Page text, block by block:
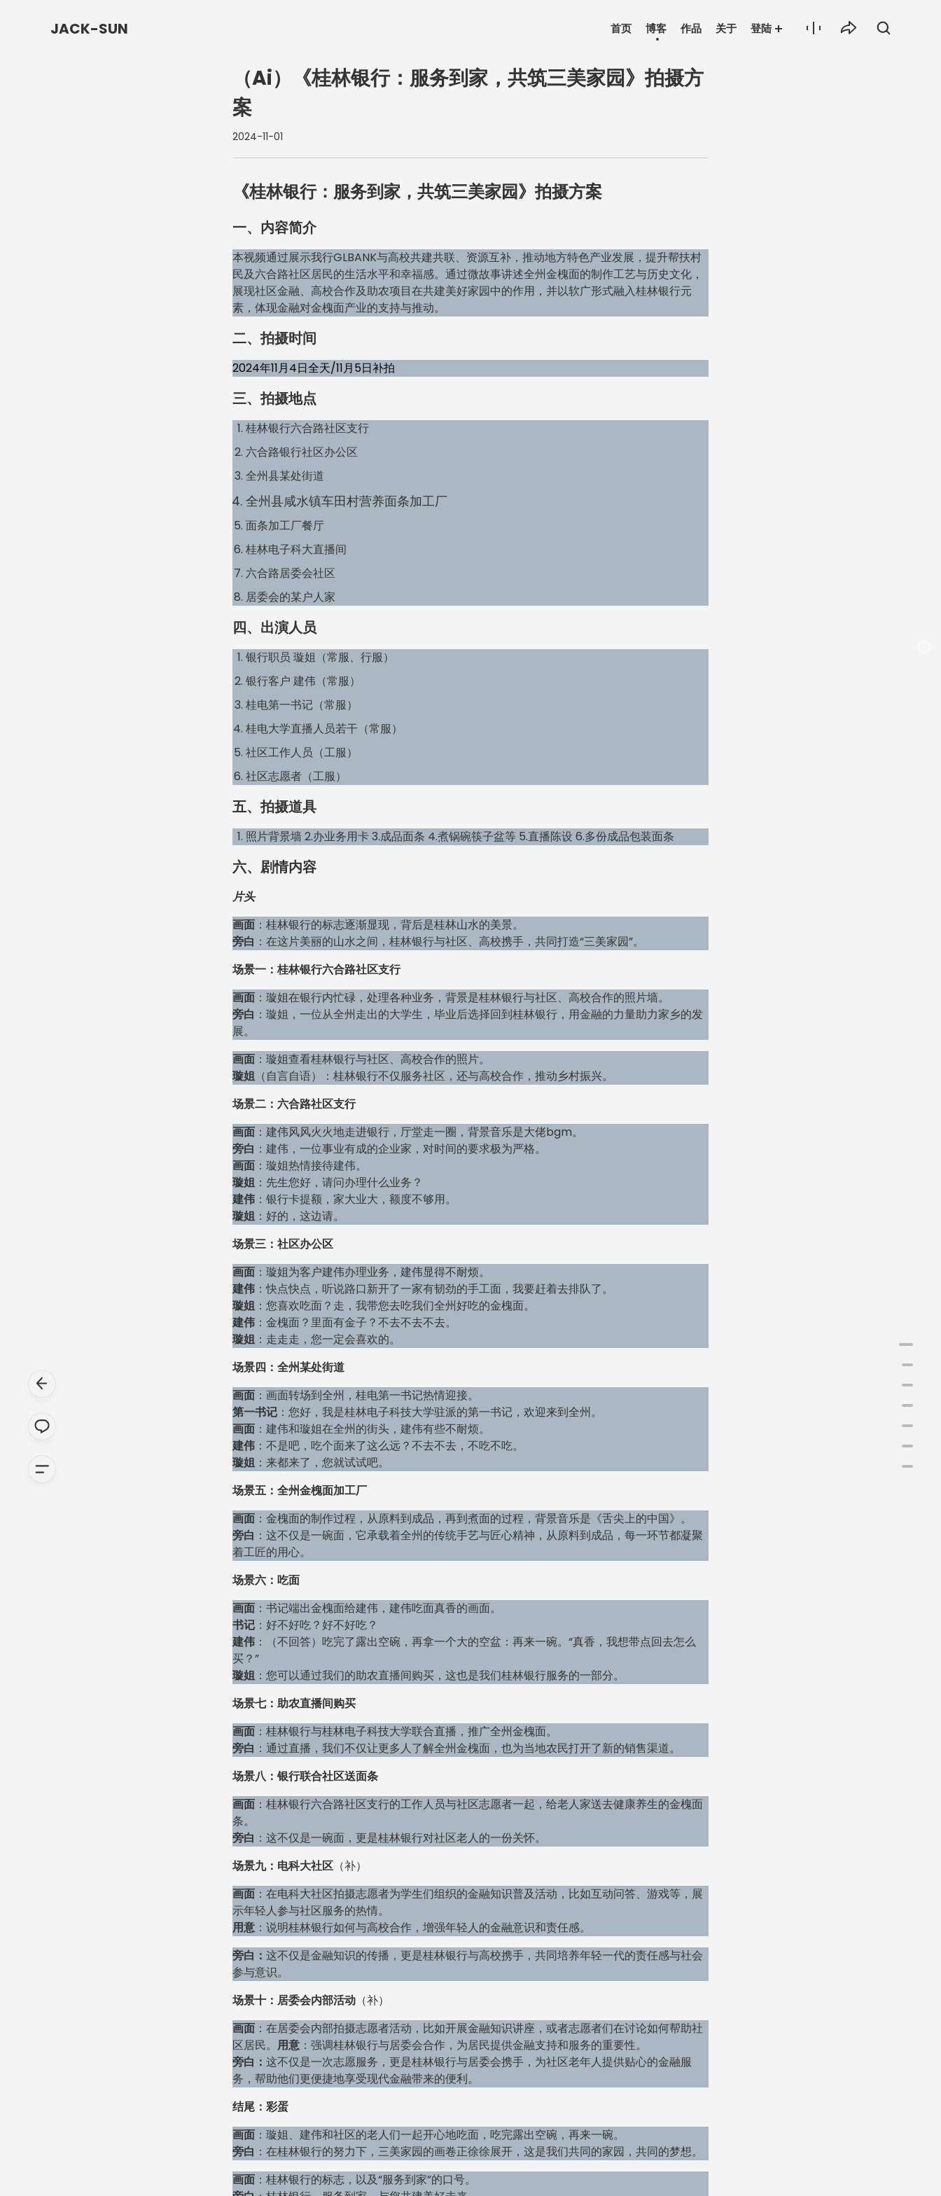
JACK-SUN 首页 博客 作品 关于 登陆
（Ai）《桂林银行：服务到家，共筑三美家园》拍摄方
案
2024-11-01
《桂林银行：服务到家，共筑三美家园》拍摄方案
一、内容简介
本视频通过展示我行GLBANK与高校共建共联、资源互补，推动地方特色产业发展，提升帮扶村
民及六合路社区居民的生活水平和幸福感。通过微故事讲述全州金槐面的制作工艺与历史文化，
展现社区金融、高校合作及助农项目在共建美好家园中的作用，并以软广形式融入桂林银行元
素，体现金融对金槐面产业的支持与推动。
二、拍摄时间
2024年11月4日全天/11月5日补拍
三、拍摄地点
桂林银行六合路社区支行
六合路银行社区办公区
全州县某处街道
全州县咸水镇车田村营养面条加工厂
面条加工厂餐厅
桂林电子科大直播间
六合路居委会社区
居委会的某户人家
四、出演人员
银行职员 璇姐（常服、行服）
银行客户 建伟（常服）
桂电第一书记（常服）
桂电大学直播人员若干（常服）
社区工作人员（工服）
社区志愿者（工服）
五、拍摄道具
照片背景墙 2.办业务用卡 3.成品面条 4.煮锅碗筷子盆等 5.直播陈设 6.多份成品包装面条
六、剧情内容
片头
画面 ：桂林银行的标志逐渐显现，背后是桂林山水的美景。
旁白 ：在这片美丽的山水之间，桂林银行与社区、高校携手，共同打造“三美家园”。
场景一：桂林银行六合路社区支行
画面 ：璇姐在银行内忙碌，处理各种业务，背景是桂林银行与社区、高校合作的照片墙。
旁白 ：璇姐，一位从全州走出的大学生，毕业后选择回到桂林银行，用金融的力量助力家乡的发
展。
画面 ：璇姐查看桂林银行与社区、高校合作的照片。
璇姐 （自言自语）：桂林银行不仅服务社区，还与高校合作，推动乡村振兴。
场景二：六合路社区支行
画面 ：建伟风风火火地走进银行，厅堂走一圈，背景音乐是大佬bgm。
旁白 ：建伟，一位事业有成的企业家，对时间的要求极为严格。
画面 ：璇姐热情接待建伟。
璇姐 ：先生您好，请问办理什么业务？
建伟 ：银行卡提额，家大业大，额度不够用。
璇姐 ：好的，这边请。
场景三：社区办公区
画面 ：璇姐为客户建伟办理业务，建伟显得不耐烦。
建伟 ：快点快点，听说路口新开了一家有韧劲的手工面，我要赶着去排队了。
璇姐 ：您喜欢吃面？走，我带您去吃我们全州好吃的金槐面。
建伟 ：金槐面？里面有金子？不去不去不去。
璇姐 ：走走走，您一定会喜欢的。
场景四：全州某处街道
画面 ：画面转场到全州，桂电第一书记热情迎接。
第一书记 ：您好，我是桂林电子科技大学驻派的第一书记，欢迎来到全州。
画面 ：建伟和璇姐在全州的街头，建伟有些不耐烦。
建伟 ：不是吧，吃个面来了这么远？不去不去，不吃不吃。
璇姐 ：来都来了，您就试试吧。
场景五：全州金槐面加工厂
画面 ：金槐面的制作过程，从原料到成品，再到煮面的过程，背景音乐是《舌尖上的中国》。
旁白 ：这不仅是一碗面，它承载着全州的传统手艺与匠心精神，从原料到成品，每一环节都凝聚
着工匠的用心。
场景六：吃面
画面 ：书记端出金槐面给建伟，建伟吃面真香的画面。
书记 ：好不好吃？好不好吃？
建伟 ：（不回答）吃完了露出空碗，再拿一个大的空盆：再来一碗。“真香，我想带点回去怎么
买？”
璇姐 ：您可以通过我们的助农直播间购买，这也是我们桂林银行服务的一部分。
场景七：助农直播间购买
画面 ：桂林银行与桂林电子科技大学联合直播，推广全州金槐面。
旁白 ：通过直播，我们不仅让更多人了解全州金槐面，也为当地农民打开了新的销售渠道。
场景八：银行联合社区送面条
画面 ：桂林银行六合路社区支行的工作人员与社区志愿者一起，给老人家送去健康养生的金槐面
条。
旁白 ：这不仅是一碗面，更是桂林银行对社区老人的一份关怀。
场景九：电科大社区 （补）
画面 ：在电科大社区拍摄志愿者为学生们组织的金融知识普及活动，比如互动问答、游戏等，展
示年轻人参与社区服务的热情。
用意 ：说明桂林银行如何与高校合作，增强年轻人的金融意识和责任感。
旁白： 这不仅是金融知识的传播，更是桂林银行与高校携手，共同培养年轻一代的责任感与社会
参与意识。
场景十：居委会内部活动 （补）
画面 ：在居委会内部拍摄志愿者活动，比如开展金融知识讲座，或者志愿者们在讨论如何帮助社
区居民。 用意 ：强调桂林银行与居委会合作，为居民提供金融支持和服务的重要性。
旁白： 这不仅是一次志愿服务，更是桂林银行与居委会携手，为社区老年人提供贴心的金融服
务，帮助他们更便捷地享受现代金融带来的便利。
结尾：彩蛋
画面 ：璇姐、建伟和社区的老人们一起开心地吃面，吃完露出空碗，再来一碗。
旁白 ：在桂林银行的努力下，三美家园的画卷正徐徐展开，这是我们共同的家园，共同的梦想。
画面 ：桂林银行的标志，以及“服务到家”的口号。